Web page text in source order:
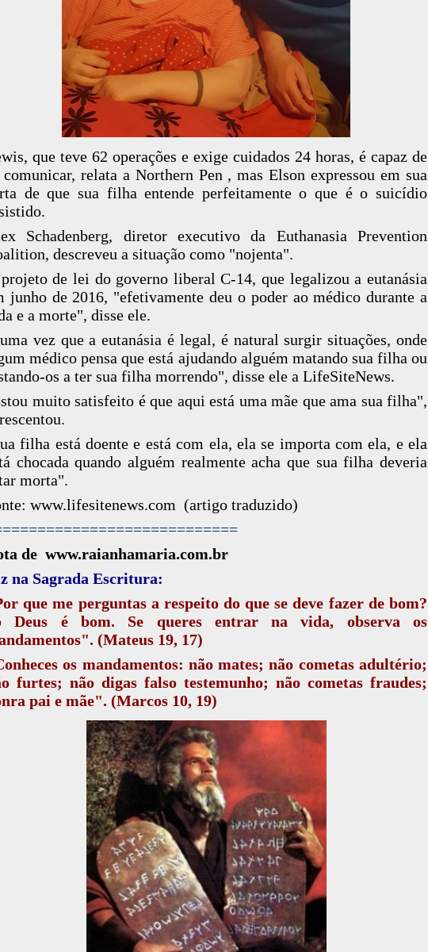
que teve 62 operações e exige cuidados 24 horas, é capaz de
comunicar, relata a Northern Pen , mas Elson expressou em sua
de que sua filha entende perfeitamente o que é o suicídio
Schadenberg, diretor executivo da Euthanasia Prevention
descreveu a situação como "nojenta".
de lei do governo liberal C-14, que legalizou a eutanásia
junho de 2016, "efetivamente deu o poder ao médico durante a
e a morte", disse ele.
vez que a eutanásia é legal, é natural surgir situações, onde
médico pensa que está ajudando alguém matando sua filha ou
os a ter sua filha morrendo", disse ele a LifeSiteNews.
muito satisfeito é que aqui está uma mãe que ama sua filha",
filha está doente e está com ela, ela se importa com ela, e ela
chocada quando alguém realmente acha que sua filha deveria
morta".
www.lifesitenews.com (artigo traduzido)
de www.raianhamaria.com.br
na Sagrada Escritura:
que me perguntas a respeito do que se deve fazer de bom?
Deus é bom. Se queres entrar na vida, observa os
(Mateus 19, 17)
os mandamentos: não mates; não cometas adultério;
furtes; não digas falso testemunho; não cometas fraudes;
pai e mãe". (Marcos 10, 19)